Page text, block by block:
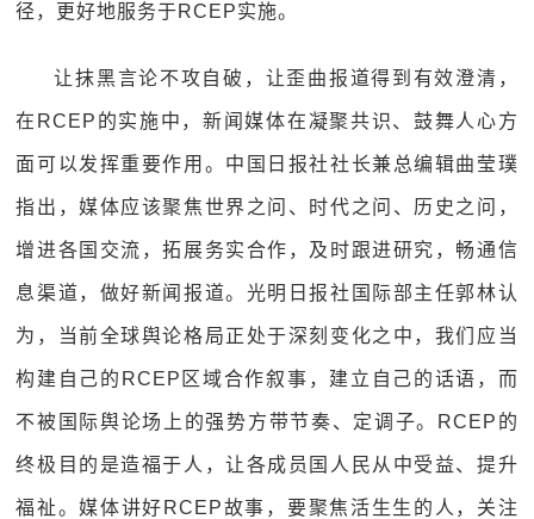
径，更好地服务于RCEP实施。
让抹黑言论不攻自破，让歪曲报道得到有效澄清，
在RCEP的实施中，新闻媒体在凝聚共识、鼓舞人心方
面可以发挥重要作用。中国日报社社长兼总编辑曲莹璞
指出，媒体应该聚焦世界之问、时代之问、历史之问，
增进各国交流，拓展务实合作，及时跟进研究，畅通信
息渠道，做好新闻报道。光明日报社国际部主任郭林认
为，当前全球舆论格局正处于深刻变化之中，我们应当
构建自己的RCEP区域合作叙事，建立自己的话语，而
不被国际舆论场上的强势方带节奏、定调子。RCEP的
终极目的是造福于人，让各成员国人民从中受益、提升
福祉。媒体讲好RCEP故事，要聚焦活生生的人，关注